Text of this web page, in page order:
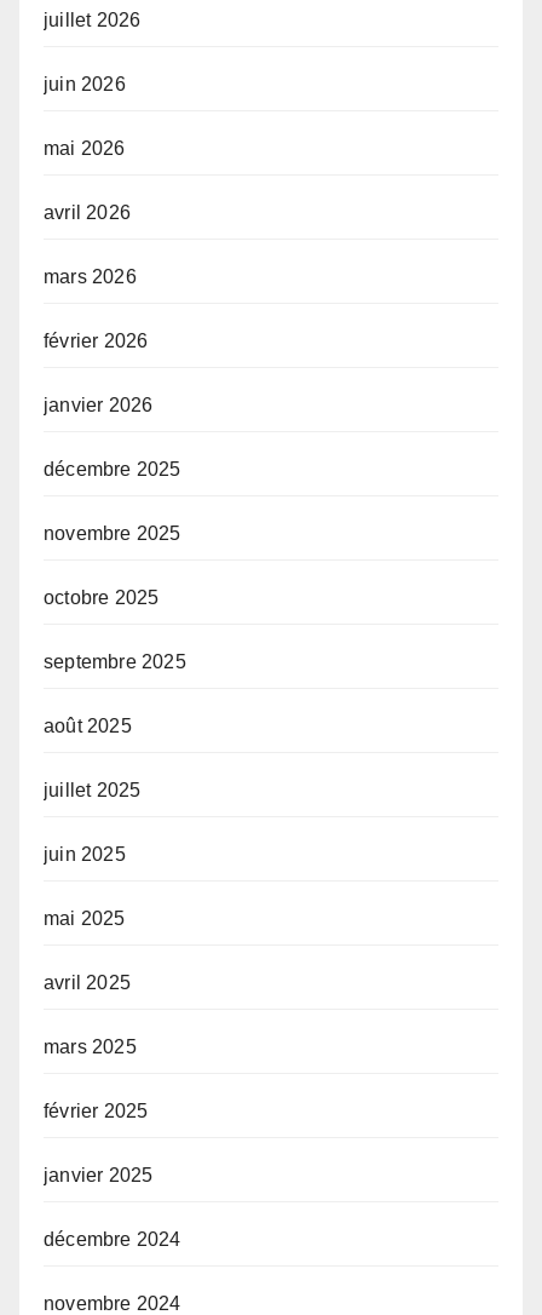
juillet 2026
juin 2026
mai 2026
avril 2026
mars 2026
février 2026
janvier 2026
décembre 2025
novembre 2025
octobre 2025
septembre 2025
août 2025
juillet 2025
juin 2025
mai 2025
avril 2025
mars 2025
février 2025
janvier 2025
décembre 2024
novembre 2024